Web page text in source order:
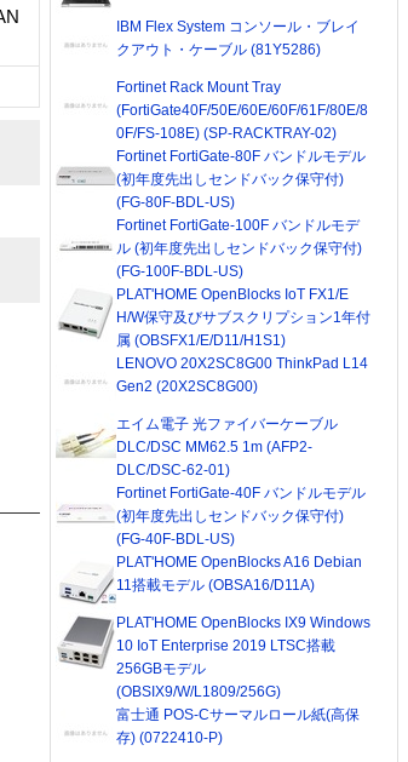
IBM Flex System コンソール・ブレイ
クアウト・ケーブル (81Y5286)
Fortinet Rack Mount Tray
(FortiGate40F/50E/60E/60F/61F/80E/8
0F/FS-108E) (SP-RACKTRAY-02)
Fortinet FortiGate-80F バンドルモデル
(初年度先出しセンドバック保守付)
(FG-80F-BDL-US)
Fortinet FortiGate-100F バンドルモデ
ル (初年度先出しセンドバック保守付)
(FG-100F-BDL-US)
PLAT'HOME OpenBlocks IoT FX1/E
H/W保守及びサブスクリプション1年付
属 (OBSFX1/E/D11/H1S1)
LENOVO 20X2SC8G00 ThinkPad L14
Gen2 (20X2SC8G00)
エイム電子 光ファイバーケーブル
DLC/DSC MM62.5 1m (AFP2-
DLC/DSC-62-01)
Fortinet FortiGate-40F バンドルモデル
(初年度先出しセンドバック保守付)
(FG-40F-BDL-US)
PLAT'HOME OpenBlocks A16 Debian
11搭載モデル (OBSA16/D11A)
PLAT'HOME OpenBlocks IX9 Windows
10 IoT Enterprise 2019 LTSC搭載
256GBモデル
(OBSIX9/W/L1809/256G)
富士通 POS-Cサーマルロール紙(高保
存) (0722410-P)